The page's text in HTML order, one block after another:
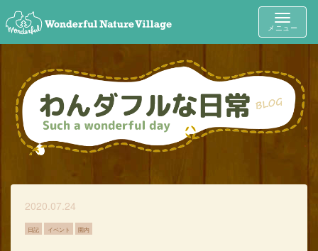
Toggle
メニュー
2020.07.24
日記 イベント 園内